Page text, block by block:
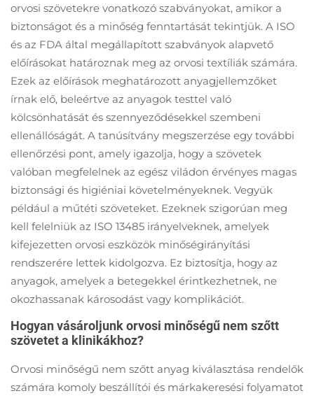
orvosi szövetekre vonatkozó szabványokat, amikor a
biztonságot és a minőség fenntartását tekintjük. A ISO
és az FDA által megállapított szabványok alapvető
előírásokat határoznak meg az orvosi textíliák számára.
Ezek az előírások meghatározott anyagjellemzőket
írnak elő, beleértve az anyagok testtel való
kölcsönhatását és szennyeződésekkel szembeni
ellenállóságát. A tanúsítvány megszerzése egy további
ellenőrzési pont, amely igazolja, hogy a szövetek
valóban megfelelnek az egész viládon érvényes magas
biztonsági és higiéniai követelményeknek. Vegyük
például a műtéti szöveteket. Ezeknek szigorúan meg
kell felelniük az ISO 13485 irányelveknek, amelyek
kifejezetten orvosi eszközök minőségirányítási
rendszerére lettek kidolgozva. Ez biztosítja, hogy az
anyagok, amelyek a betegekkel érintkezhetnek, ne
okozhassanak károsodást vagy komplikációt.
Hogyan vásároljunk orvosi minőségű nem szőtt
szövetet a klinikákhoz?
Orvosi minőségű nem szőtt anyag kiválasztása rendelők
számára komoly beszállítói és márkakeresési folyamatot